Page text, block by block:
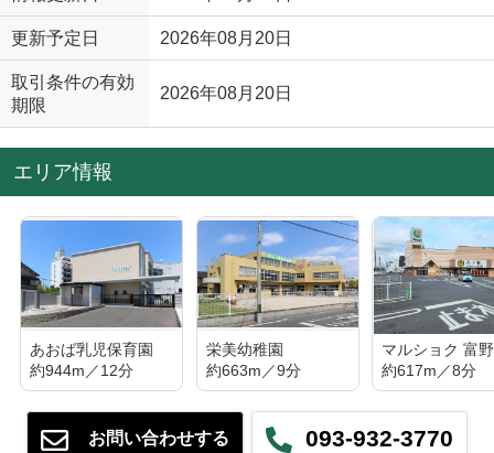
更新予定日 2026年08月20日
取引条件の有効
期限
2026年08月20日
エリア情報
あおば乳児保育園
約944m／12分
栄美幼稚園
約663m／9分
マルショク 富
約617m／8分
お問い合わせする 093-932-3770